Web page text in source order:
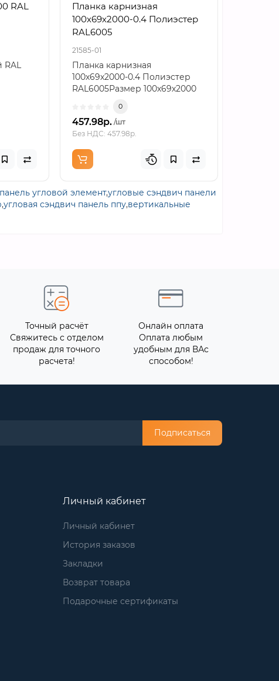
RAL
RAL
Планка карнизная
100х69х2000-0.4 Полиэстер
RAL6005
21585-01
Планка карнизная
100х69х2000-0.4 Полиэстер
RAL6005Размер 100х69х2000
0
457.98р. /шт
Без НДС: 457.98р.
угловой элемент,угловые сэндвич панели
,угловая сэндвич панель ппу,вертикальные
Точный расчёт
Свяжитесь с отделом
продаж для точного
расчета!
Онлайн оплата
Оплата любым
удобным для ВАс
способом!
Подписаться
Личный кабинет
Личный кабинет
История заказов
Закладки
Возврат товара
Подарочные сертификаты